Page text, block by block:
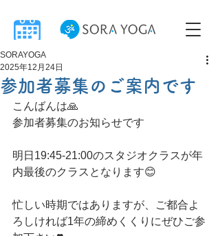
参加者募集のご案内です
SORAYOGA
2025年12月24日
こんばんは🙏
参加者募集のお知らせです
明日19:45-21:00のスタジオクラスが年
内最後のクラスとなります😊
忙しい時期ではありますが、ご都合よ
ろしければ1年の締めくくりにぜひご参